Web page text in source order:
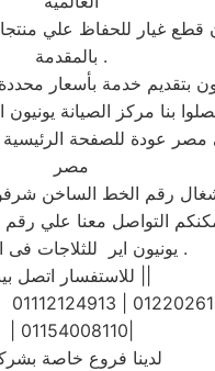
قطع غيار للحفاظ علي
بالمقدمة .
بتقديم خدمة بأسعار محددة
بنا مركز الصيانة يونيون
مصر عودة للصفحة الرئيسية
مصر
رقم الخط الساخن
التواصل معنا علي
يونيون اير للثلاجات فى المنيب .
|
| 01154008110|
لدينا فروع خاصة